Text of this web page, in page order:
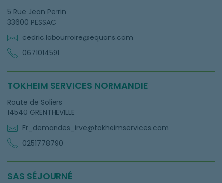
5 Rue Jean Perrin
33600 PESSAC
cedric.labourroire@equans.com
0671014591
TOKHEIM SERVICES NORMANDIE
Route de Soliers
14540 GRENTHEVILLE
Fr_demandes_irve@tokheimservices.com
0251778790
SAS SÉJOURNÉ